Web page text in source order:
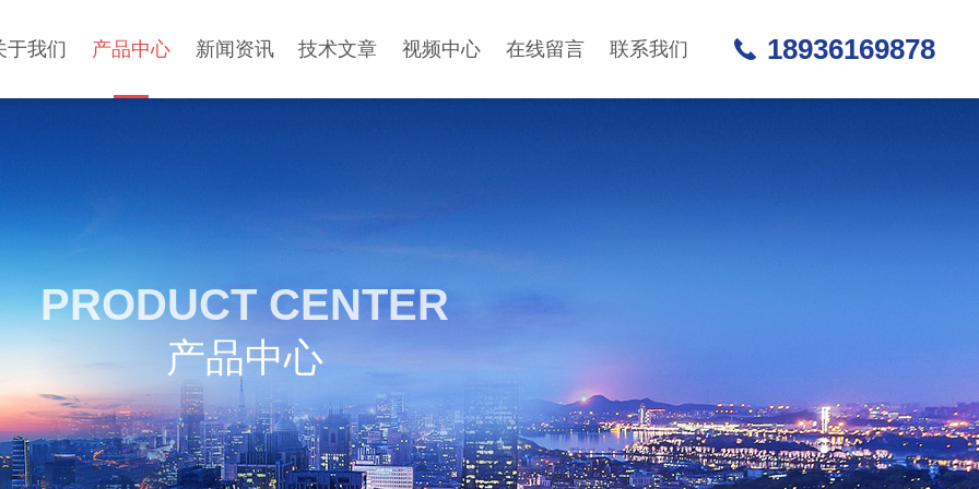
于我们 产品中心 新闻资讯 技术文章 视频中心 在线留言 联系我们 18936169878
PRODUCT CENTER
产品中心